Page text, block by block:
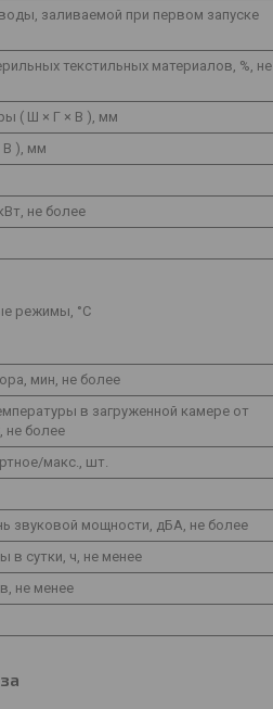
заливаемой при первом запуске
текстильных материалов, %, не
( Ш × Г × В ), мм
В ), мм
не более
режимы, °С
мин, не более
в загруженной камере от
не более
макс., шт.
звуковой мощности, дБА, не более
в сутки, ч, не менее
не менее